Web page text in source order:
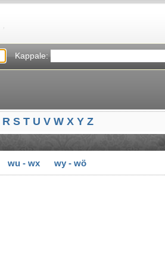
Kappale:
R S T U V W X Y Z
wu - wx wy - wö